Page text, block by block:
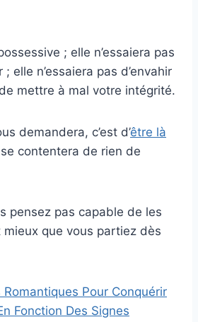
; elle n’essaiera pas
elle n’essaiera pas d’envahir
mettre à mal votre intégrité.
demandera, c’est d’être là
contentera de rien de
pensez pas capable de les
mieux que vous partiez dès
Romantiques Pour Conquérir
Fonction Des Signes